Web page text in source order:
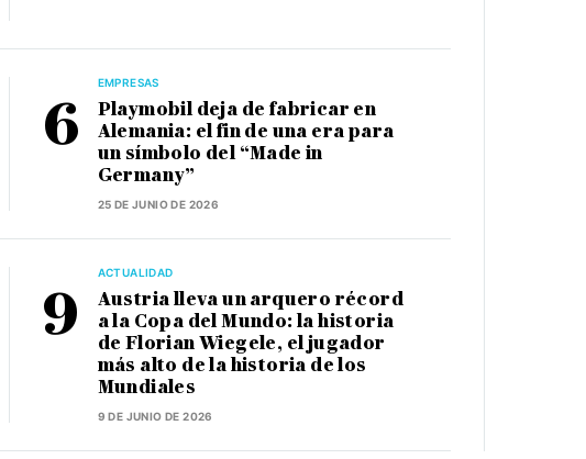
EMPRESAS
Playmobil deja de fabricar en
Alemania: el fin de una era para
un símbolo del “Made in
Germany”
25 DE JUNIO DE 2026
ACTUALIDAD
Austria lleva un arquero récord
a la Copa del Mundo: la historia
de Florian Wiegele, el jugador
más alto de la historia de los
Mundiales
9 DE JUNIO DE 2026